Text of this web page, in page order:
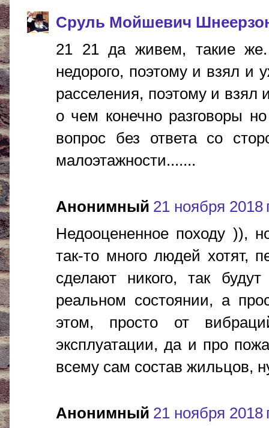
Сруль Мойшевич
21 21 да живем, такие
недорого, поэтому и взял и
расселения, поэтому и взял
о чем конечно разговоры
вопрос без ответа со
малоэтажности.......
Анонимный 21 ноября 2018
Недооцененное походу )),
так-то много людей хотят,
сделают никого, так
реальном состоянии, а
этом, просто от
эксплуатации, да и про
всему сам состав жильцов,
Анонимный 21 ноября 2018